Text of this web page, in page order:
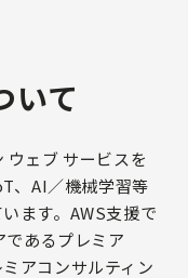
いて
ウェブ サービスを
、AI／機械学習等
ます。AWS支援で
であるプレミア
アコンサルティン